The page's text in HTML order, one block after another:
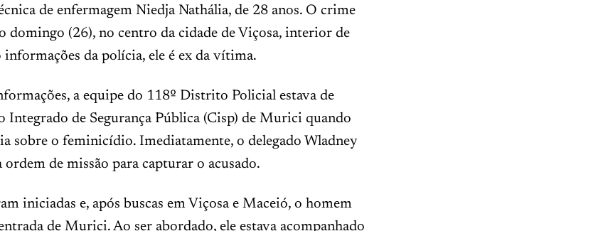
de enfermagem Niedja Nathália, de 28 anos. O crime
domingo (26), no centro da cidade de Viçosa, interior de
informações da polícia, ele é ex da vítima.
a equipe do 118º Distrito Policial estava de
Integrado de Segurança Pública (Cisp) de Murici quando
sobre o feminicídio. Imediatamente, o delegado Wladney
ordem de missão para capturar o acusado.
iniciadas e, após buscas em Viçosa e Maceió, o homem
de Murici. Ao ser abordado, ele estava acompanhado